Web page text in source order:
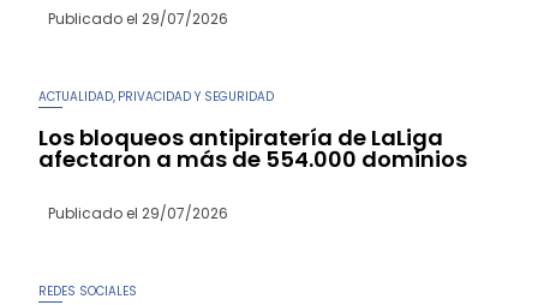
Publicado el 29/07/2026
ACTUALIDAD PRIVACIDAD Y SEGURIDAD
Los bloqueos antipiratería de LaLiga
afectaron a más de 554.000 dominios
Publicado el 29/07/2026
REDES SOCIALES